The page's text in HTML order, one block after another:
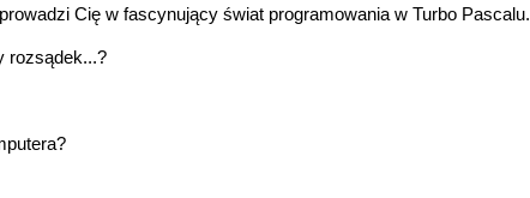
Cię w fascynujący świat programowania w Turbo Pascalu.
rozsądek...?